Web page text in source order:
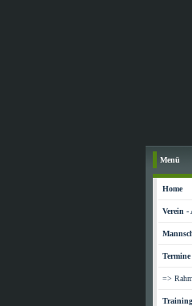
Menü
Home
Verein -
Termine
=>